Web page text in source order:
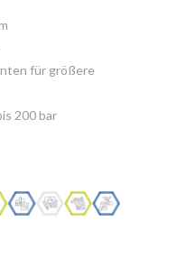
für größere
200 bar